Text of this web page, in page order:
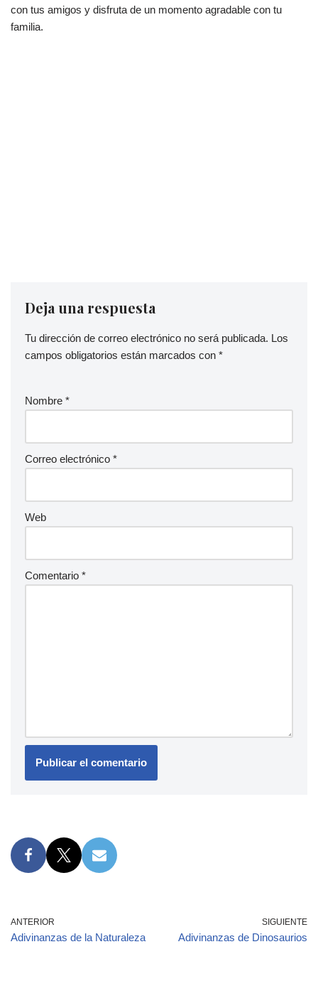
con tus amigos y disfruta de un momento agradable con tu
familia.
Deja una respuesta
Tu dirección de correo electrónico no será publicada. Los
campos obligatorios están marcados con *
Nombre *
Correo electrónico *
Web
Comentario *
ANTERIOR
Adivinanzas de la Naturaleza
SIGUIENTE
Adivinanzas de Dinosaurios